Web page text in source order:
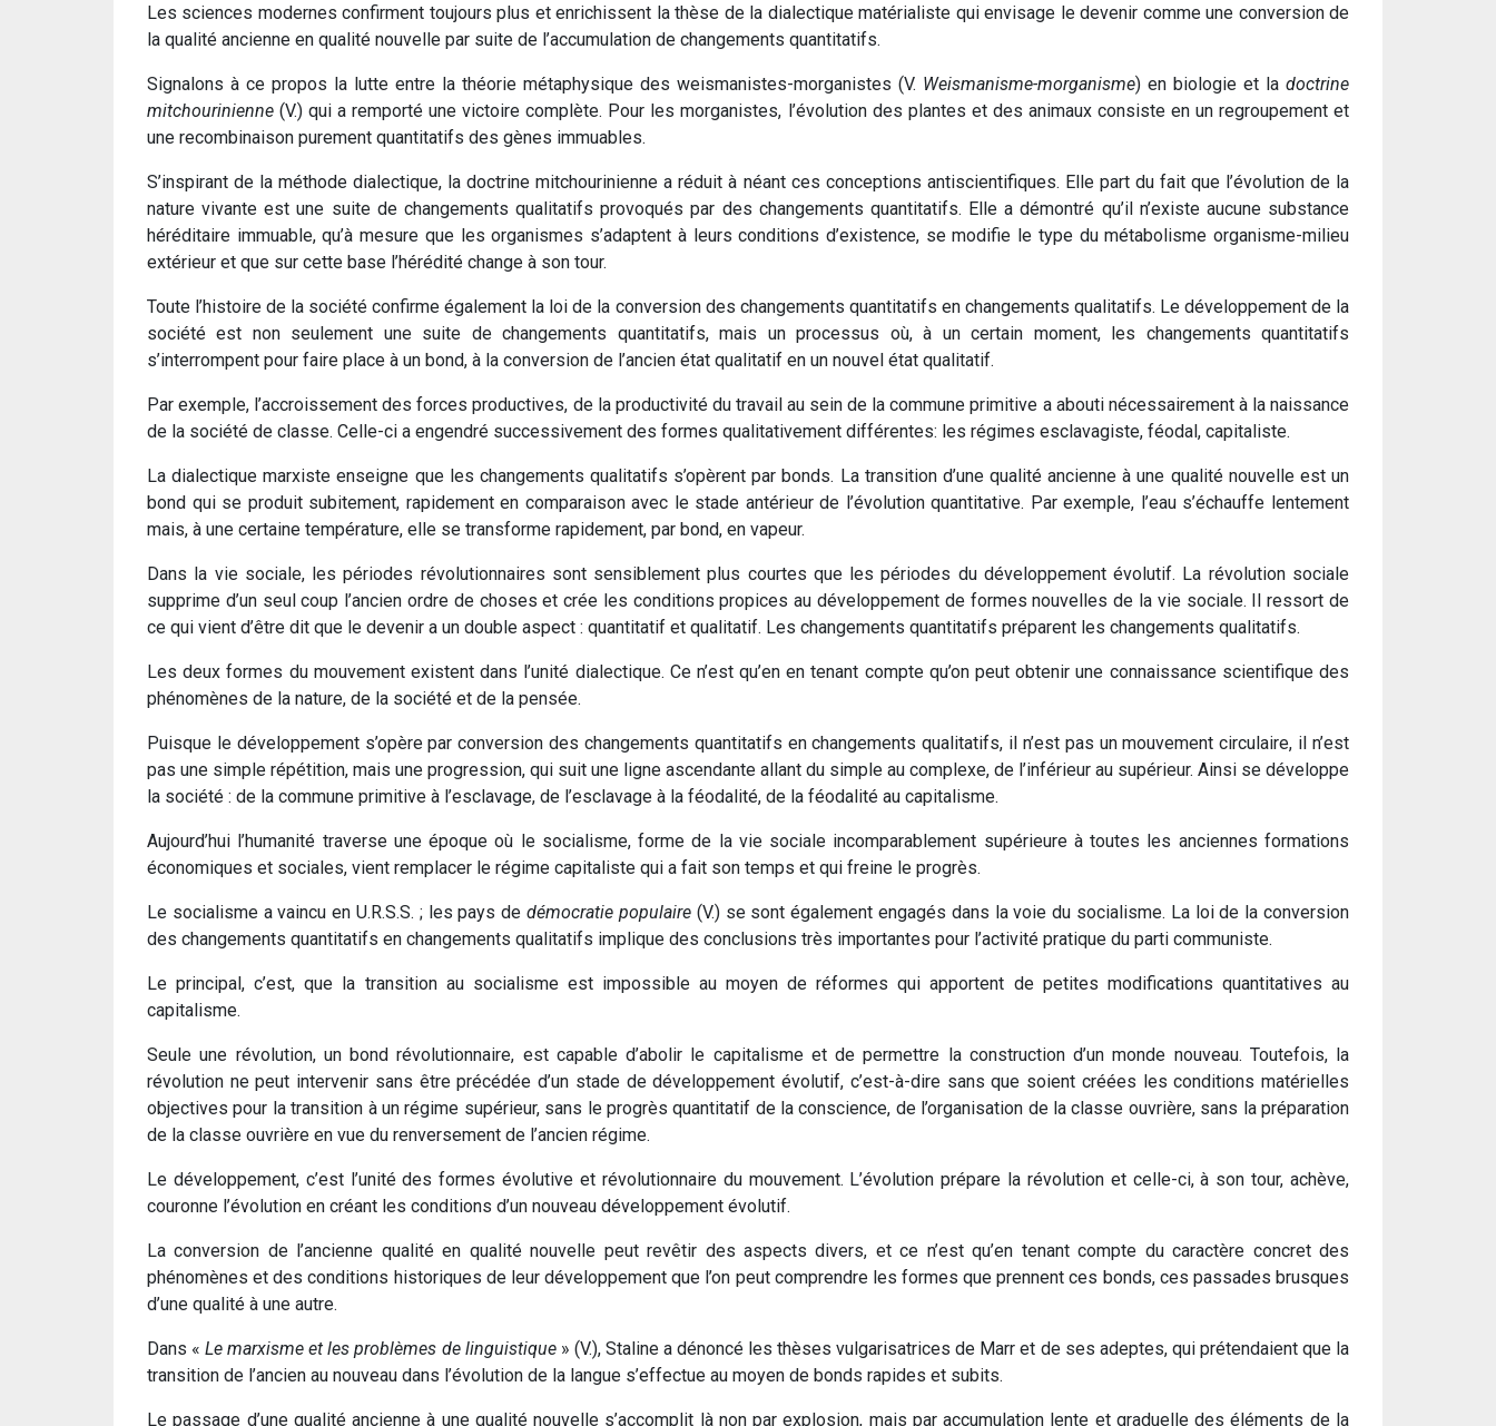
Les sciences modernes confirment toujours plus et enrichissent la thèse de la dialectique matérialiste qui envisage le devenir comme une conversion de
la qualité ancienne en qualité nouvelle par suite de l’accumulation de changements quantitatifs.
Signalons à ce propos la lutte entre la théorie métaphysique des weismanistes-morganistes (V. Weismanisme-morganisme) en biologie et la doctrine
mitchourinienne (V.) qui a remporté une victoire complète. Pour les morganistes, l’évolution des plantes et des animaux consiste en un regroupement et
une recombinaison purement quantitatifs des gènes immuables.
S’inspirant de la méthode dialectique, la doctrine mitchourinienne a réduit à néant ces conceptions antiscientifiques. Elle part du fait que l’évolution de la
nature vivante est une suite de changements qualitatifs provoqués par des changements quantitatifs. Elle a démontré qu’il n’existe aucune substance
héréditaire immuable, qu’à mesure que les organismes s’adaptent à leurs conditions d’existence, se modifie le type du métabolisme organisme-milieu
extérieur et que sur cette base l’hérédité change à son tour.
Toute l’histoire de la société confirme également la loi de la conversion des changements quantitatifs en changements qualitatifs. Le développement de la
société est non seulement une suite de changements quantitatifs, mais un processus où, à un certain moment, les changements quantitatifs
s’interrompent pour faire place à un bond, à la conversion de l’ancien état qualitatif en un nouvel état qualitatif.
Par exemple, l’accroissement des forces productives, de la productivité du travail au sein de la commune primitive a abouti nécessairement à la naissance
de la société de classe. Celle-ci a engendré successivement des formes qualitativement différentes: les régimes esclavagiste, féodal, capitaliste.
La dialectique marxiste enseigne que les changements qualitatifs s’opèrent par bonds. La transition d’une qualité ancienne à une qualité nouvelle est un
bond qui se produit subitement, rapidement en comparaison avec le stade antérieur de l’évolution quantitative. Par exemple, l’eau s’échauffe lentement
mais, à une certaine température, elle se transforme rapidement, par bond, en vapeur.
Dans la vie sociale, les périodes révolutionnaires sont sensiblement plus courtes que les périodes du développement évolutif. La révolution sociale
supprime d’un seul coup l’ancien ordre de choses et crée les conditions propices au développement de formes nouvelles de la vie sociale. Il ressort de
ce qui vient d’être dit que le devenir a un double aspect : quantitatif et qualitatif. Les changements quantitatifs préparent les changements qualitatifs.
Les deux formes du mouvement existent dans l’unité dialectique. Ce n’est qu’en en tenant compte qu’on peut obtenir une connaissance scientifique des
phénomènes de la nature, de la société et de la pensée.
Puisque le développement s’opère par conversion des changements quantitatifs en changements qualitatifs, il n’est pas un mouvement circulaire, il n’est
pas une simple répétition, mais une progression, qui suit une ligne ascendante allant du simple au complexe, de l’inférieur au supérieur. Ainsi se développe
la société : de la commune primitive à l’esclavage, de l’esclavage à la féodalité, de la féodalité au capitalisme.
Aujourd’hui l’humanité traverse une époque où le socialisme, forme de la vie sociale incomparablement supérieure à toutes les anciennes formations
économiques et sociales, vient remplacer le régime capitaliste qui a fait son temps et qui freine le progrès.
Le socialisme a vaincu en U.R.S.S. ; les pays dedémocratie populaire(V.) se sont également engagés dans la voie du socialisme. La loi de la conversion
des changements quantitatifs en changements qualitatifs implique des conclusions très importantes pour l’activité pratique du parti communiste.
Le principal, c’est, que la transition au socialisme est impossible au moyen de réformes qui apportent de petites modifications quantitatives au
capitalisme.
Seule une révolution, un bond révolutionnaire, est capable d’abolir le capitalisme et de permettre la construction d’un monde nouveau. Toutefois, la
révolution ne peut intervenir sans être précédée d’un stade de développement évolutif, c’est-à-dire sans que soient créées les conditions matérielles
objectives pour la transition à un régime supérieur, sans le progrès quantitatif de la conscience, de l’organisation de la classe ouvrière, sans la préparation
de la classe ouvrière en vue du renversement de l’ancien régime.
Le développement, c’est l’unité des formes évolutive et révolutionnaire du mouvement. L’évolution prépare la révolution et celle-ci, à son tour, achève,
couronne l’évolution en créant les conditions d’un nouveau développement évolutif.
La conversion de l’ancienne qualité en qualité nouvelle peut revêtir des aspects divers, et ce n’est qu’en tenant compte du caractère concret des
phénomènes et des conditions historiques de leur développement que l’on peut comprendre les formes que prennent ces bonds, ces passades brusques
d’une qualité à une autre.
Dans «Le marxisme et les problèmes de linguistique» (V.), Staline a dénoncé les thèses vulgarisatrices de Marr et de ses adeptes, qui prétendaient que la
transition de l’ancien au nouveau dans l’évolution de la langue s’effectue au moyen de bonds rapides et subits.
Le passage d’une qualité ancienne à une qualité nouvelle s’accomplit là non par explosion, mais par accumulation lente et graduelle des éléments de la